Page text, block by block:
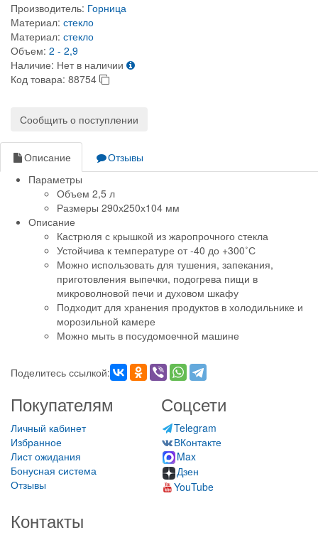
Производитель: Горница
Материал: стекло
Материал: стекло
Объем: 2 - 2,9
Наличие: Нет в наличии
Код товара: 88754
Сообщить о поступлении
Описание
Отзывы
Параметры
Объем 2,5 л
Размеры 290х250х104 мм
Описание
Кастрюля с крышкой из жаропрочного стекла
Устойчива к температуре от -40 до +300˚С
Можно использовать для тушения, запекания,
приготовления выпечки, подогрева пищи в
микроволновой печи и духовом шкафу
Подходит для хранения продуктов в холодильнике и
морозильной камере
Можно мыть в посудомоечной машине
Поделитесь ссылкой:
Покупателям
Личный кабинет
Избранное
Лист ожидания
Бонусная система
Отзывы
Соцсети
Telegram
ВКонтакте
Max
Дзен
YouTube
Контакты